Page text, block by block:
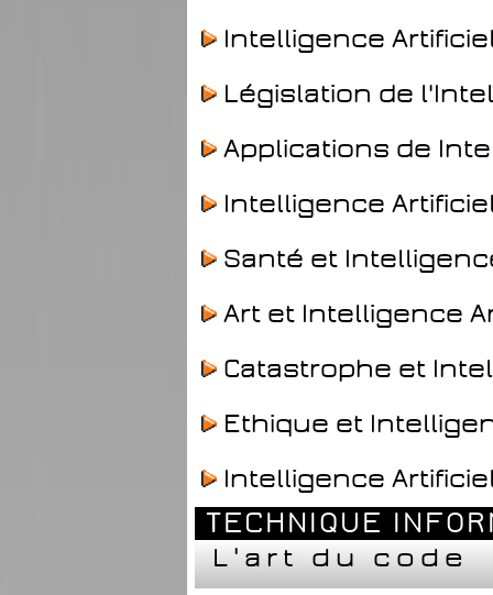
Intelligence
Législation de
Applications de
Intelligence
Santé et
Art et Intelligence
Catastrophe et
Ethique et
Intelligence
TECHNIQUE
L'art du code